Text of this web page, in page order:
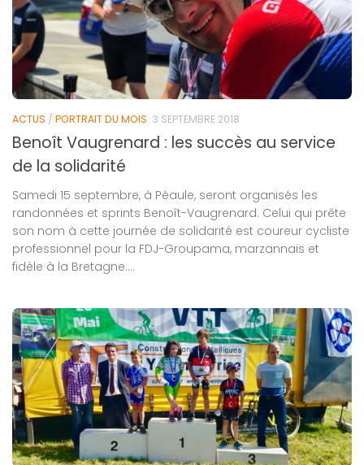
ACTUS / PORTRAIT DU MOIS 3 SEPTEMBRE 2018
Benoît Vaugrenard : les succès au service
de la solidarité
Samedi 15 septembre, à Péaule, seront organisés les
randonnées et sprints Benoît-Vaugrenard. Celui qui prête
son nom à cette journée de solidarité est coureur cycliste
professionnel pour la FDJ-Groupama, marzannais et
fidèle à la Bretagne....